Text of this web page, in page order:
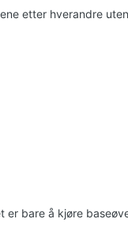
etter hverandre
bare å kjøre